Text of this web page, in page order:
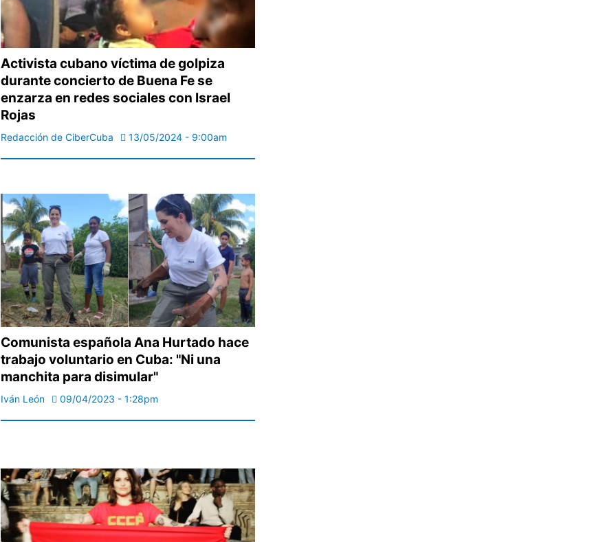
Activista cubano víctima de golpiza
durante concierto de Buena Fe se
enzarza en redes sociales con Israel
Rojas
Redacción de CiberCuba 13/05/2024 - 9:00am
Comunista española Ana Hurtado hace
trabajo voluntario en Cuba: "Ni una
manchita para disimular"
Iván León 09/04/2023 - 1:28pm